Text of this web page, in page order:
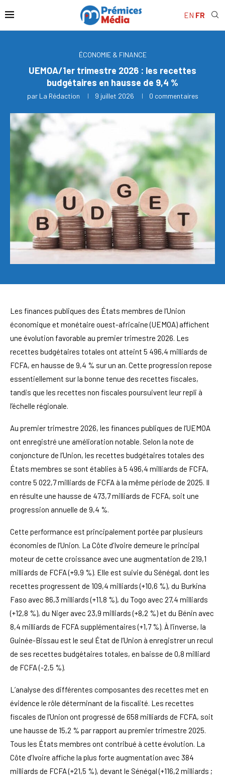
EN FR
ÉCONOMIE & FINANCE
UEMOA/1er trimestre 2026 : les recettes
budgétaires en hausse de 9,4 %
par La Rédaction 9 juillet 2026 0 commentaires
Les finances publiques des États membres de l’Union
économique et monétaire ouest-africaine (UEMOA) affichent
une évolution favorable au premier trimestre 2026. Les
recettes budgétaires totales ont atteint 5 496,4 milliards de
FCFA, en hausse de 9,4 % sur un an. Cette progression repose
essentiellement sur la bonne tenue des recettes fiscales,
tandis que les recettes non fiscales poursuivent leur repli à
l’échelle régionale.
Au premier trimestre 2026, les finances publiques de l’UEMOA
ont enregistré une amélioration notable. Selon la note de
conjoncture de l’Union, les recettes budgétaires totales des
États membres se sont établies à 5 496,4 milliards de FCFA,
contre 5 022,7 milliards de FCFA à la même période de 2025. Il
en résulte une hausse de 473,7 milliards de FCFA, soit une
progression annuelle de 9,4 %.
Cette performance est principalement portée par plusieurs
économies de l’Union. La Côte d’Ivoire demeure le principal
moteur de cette croissance avec une augmentation de 219,1
milliards de FCFA (+9,9 %). Elle est suivie du Sénégal, dont les
recettes progressent de 109,4 milliards (+10,6 %), du Burkina
Faso avec 86,3 milliards (+11,8 %), du Togo avec 27,4 milliards
(+12,8 %), du Niger avec 23,9 milliards (+8,2 %) et du Bénin avec
8,4 milliards de FCFA supplémentaires (+1,7 %). À l’inverse, la
Guinée-Bissau est le seul État de l’Union à enregistrer un recul
de ses recettes budgétaires totales, en baisse de 0,8 milliard
de FCFA (-2,5 %).
L’analyse des différentes composantes des recettes met en
évidence le rôle déterminant de la fiscalité. Les recettes
fiscales de l’Union ont progressé de 658 milliards de FCFA, soit
une hausse de 15,2 % par rapport au premier trimestre 2025.
Tous les États membres ont contribué à cette évolution. La
Côte d’Ivoire affiche la plus forte augmentation avec 384
milliards de FCFA (+21,5 %), devant le Sénégal (+116,2 milliards ;